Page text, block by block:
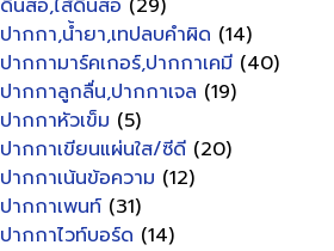
ดินสอ,ไส้ดินสอ (29)
ปากกา,น้ำยา,เทปลบคำผิด (14)
ปากกามาร์คเกอร์,ปากกาเคมี (40)
ปากกาลูกลื่น,ปากกาเจล (19)
ปากกาหัวเข็ม (5)
ปากกาเขียนแผ่นใส/ซีดี (20)
ปากกาเน้นข้อความ (12)
ปากกาเพนท์ (31)
ปากกาไวท์บอร์ด (14)